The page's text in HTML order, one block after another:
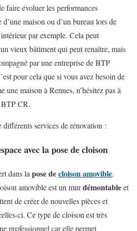
faire évoluer les performances
maison ou d’un bureau lors de
par exemple. Cela peut
vieux bâtiment qui peut renaître, mais
par une entreprise de BTP
pour cela que si vous avez besoin de
une maison à Rennes, n’hésitez pas à
CR.
différents services de rénovation :
avec la pose de cloison
dans la pose decloison amovible.
amovible est un murdémontableet
de créer de nouvelles pièces et
ci. Ce type de cloison est très
professionnel car elle permet